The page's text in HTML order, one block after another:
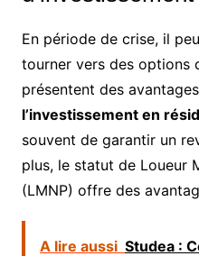
En période de crise, il
tourner vers des options
présentent des
l’investissement en
souvent de garantir un
plus, le statut de Loueur
(LMNP) offre des
A lire aussi Studea :